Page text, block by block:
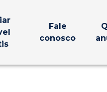
Fale
conosco